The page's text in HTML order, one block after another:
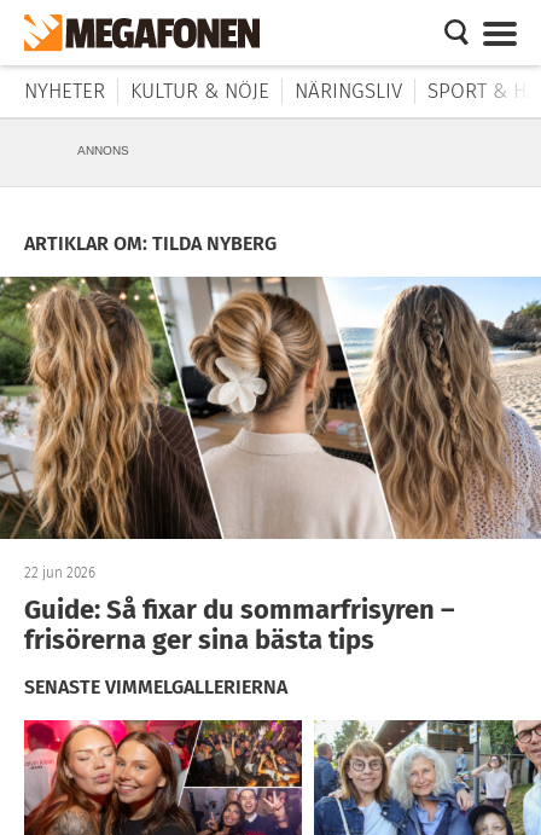
NYHETER KULTUR & NÖJE NÄRINGSLIV SPORT &
ANNONS
ARTIKLAR OM: TILDA NYBERG
22 jun 2026
Guide: Så fixar du sommarfrisyren –
frisörerna ger sina bästa tips
SENASTE VIMMELGALLERIERNA